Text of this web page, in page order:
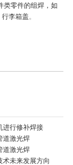
类零件的组焊，如
李箱盖。
进行修补焊接
道激光焊
道激光焊
术未来发展方向